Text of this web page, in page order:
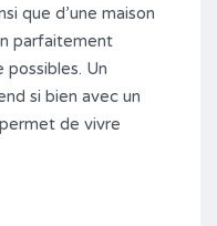
que d’une maison
parfaitement
Un
si bien avec un
de vivre